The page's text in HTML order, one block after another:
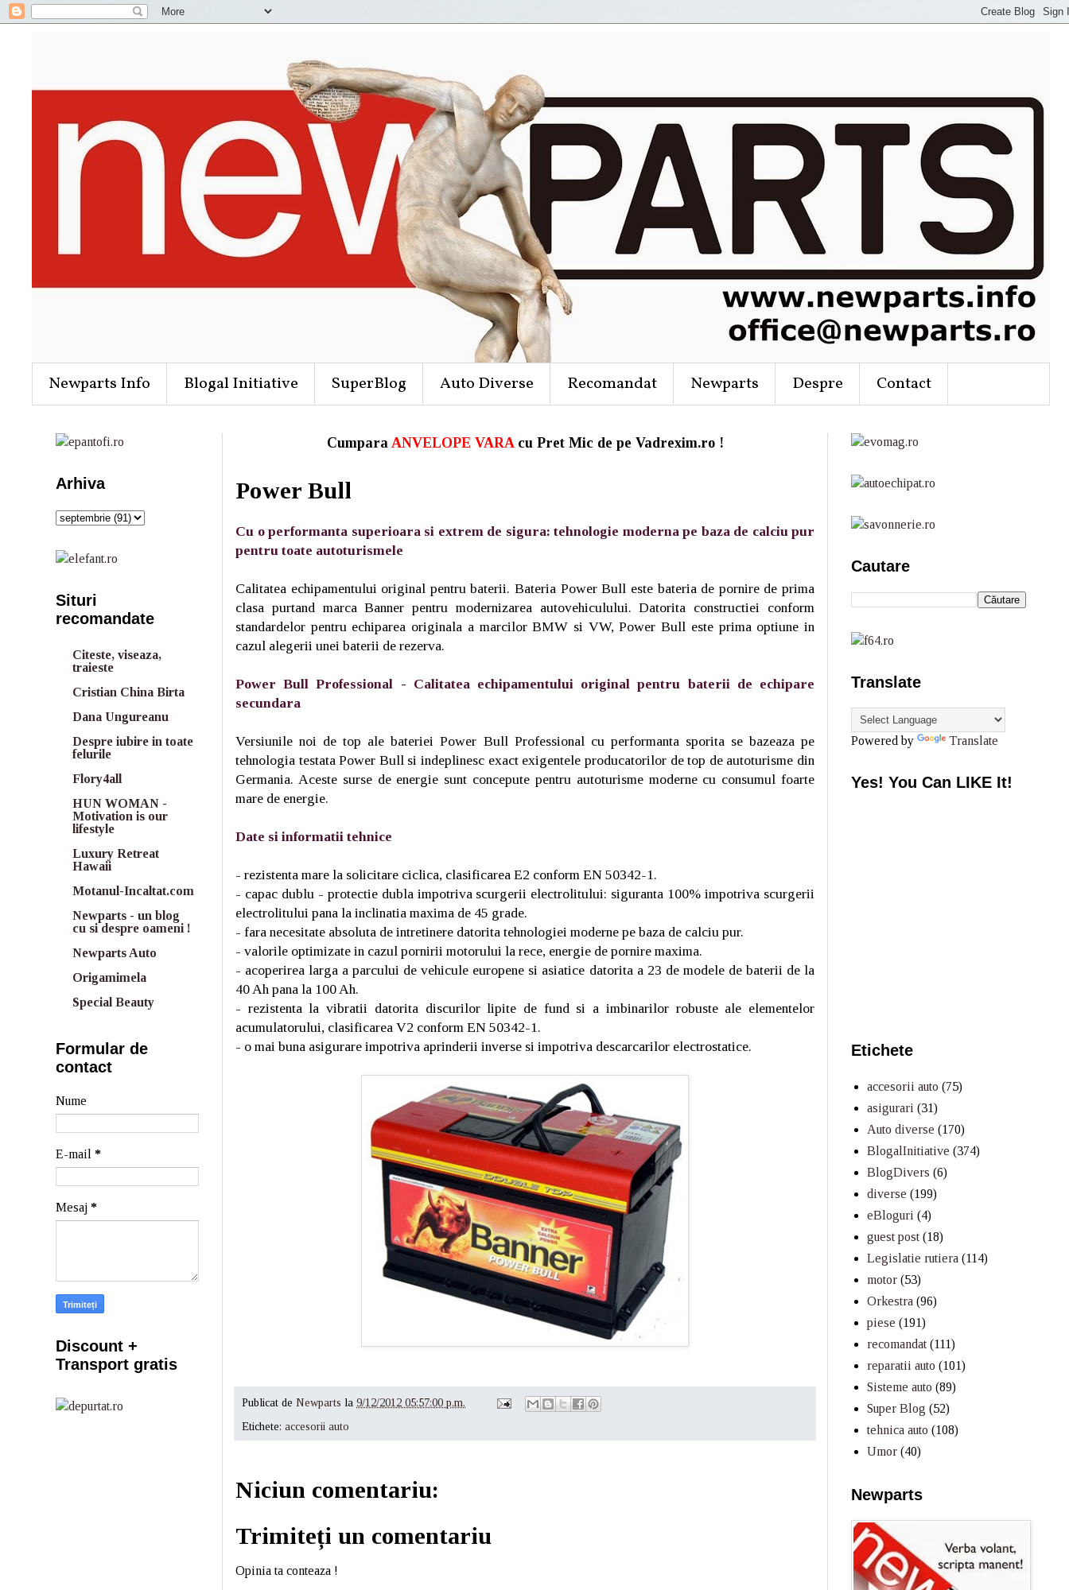
Newparts Info Blogal Initiative SuperBlog Auto Diverse Recomandat Newparts Despre Contact
Cumpara ANVELOPE VARAcu Pret Mic de pe Vadrexim.ro !
Power Bull
Cu o performanta superioara si extrem de sigura: tehnologie moderna pe baza de calciu pur
pentru toate autoturismele
Calitatea echipamentului original pentru baterii. Bateria Power Bull este bateria de pornire de prima
clasa purtand marca Banner pentru modernizarea autovehiculului. Datorita constructiei conform
standardelor pentru echiparea originala a marcilor BMW si VW, Power Bull este prima optiune in
cazul alegerii unei baterii de rezerva.
Power Bull Professional - Calitatea echipamentului original pentru baterii de echipare
secundara
Versiunile noi de top ale bateriei Power Bull Professional cu performanta sporita se bazeaza pe
tehnologia testata Power Bull si indeplinesc exact exigentele producatorilor de top de autoturisme din
Germania. Aceste surse de energie sunt concepute pentru autoturisme moderne cu consumul foarte
mare de energie.
Date si informatii tehnice
- rezistenta mare la solicitare ciclica, clasificarea E2 conform EN 50342-1.
- capac dublu - protectie dubla impotriva scurgerii electrolitului: siguranta 100% impotriva scurgerii
electrolitului pana la inclinatia maxima de 45 grade.
- fara necesitate absoluta de intretinere datorita tehnologiei moderne pe baza de calciu pur.
- valorile optimizate in cazul pornirii motorului la rece, energie de pornire maxima.
- acoperirea larga a parcului de vehicule europene si asiatice datorita a 23 de modele de baterii de la
40 Ah pana la 100 Ah.
- rezistenta la vibratii datorita discurilor lipite de fund si a imbinarilor robuste ale elementelor
acumulatorului, clasificarea V2 conform EN 50342-1.
- o mai buna asigurare impotriva aprinderii inverse si impotriva descarcarilor electrostatice.
Publicat de Newparts la 9/12/2012 05:57:00 p.m.
Etichete: accesorii auto
Niciun comentariu:
Trimiteți un comentariu
Opinia ta conteaza !
Arhiva
Situri
recomandate
Citeste, viseaza,
traieste
Cristian China Birta
Dana Ungureanu
Despre iubire in toate
felurile
Flory4all
HUN WOMAN -
Motivation is our
lifestyle
Luxury Retreat
Hawaii
Motanul-Incaltat.com
Newparts - un blog
cu si despre oameni !
Newparts Auto
Origamimela
Special Beauty
Formular de
contact
Nume
E-mail *
Mesaj *
Discount +
Transport gratis
Cautare
Translate
Powered by Translate
Yes! You Can LIKE It!
Etichete
accesorii auto (75)
asigurari (31)
Auto diverse (170)
BlogalInitiative (374)
BlogDivers (6)
diverse (199)
eBloguri (4)
guest post (18)
Legislatie rutiera (114)
motor (53)
Orkestra (96)
piese (191)
recomandat (111)
reparatii auto (101)
Sisteme auto (89)
Super Blog (52)
tehnica auto (108)
Umor (40)
Newparts